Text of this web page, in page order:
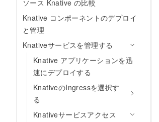
ソース Knative の比較
Knative コンポーネントのデプロイ
と管理
Knativeサービスを管理する
Knative アプリケーションを迅
速にデプロイする
KnativeのIngressを選択す
る
Knativeサービスアクセス